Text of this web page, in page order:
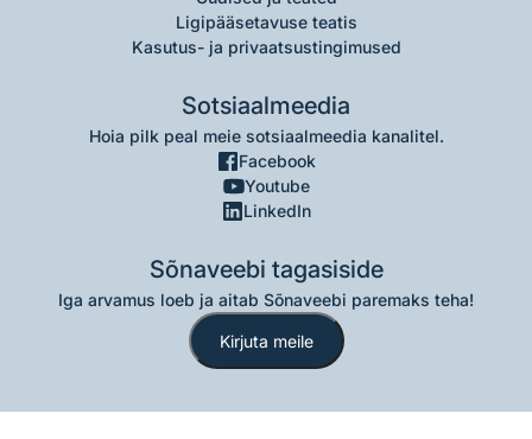
Ligipääsetavuse teatis
Kasutus- ja privaatsustingimused
Sotsiaalmeedia
Hoia pilk peal meie sotsiaalmeedia kanalitel.
Facebook
Youtube
LinkedIn
Sõnaveebi tagasiside
Iga arvamus loeb ja aitab Sõnaveebi paremaks teha!
Kirjuta meile